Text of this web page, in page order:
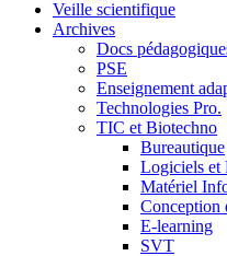
Veille scientifique
Archives
Docs
PSE
Enseignement
Technologies Pro.
TIC et Biotechno
Bureautique
Logiciels et
Matériel
Conception
E-learning
SVT